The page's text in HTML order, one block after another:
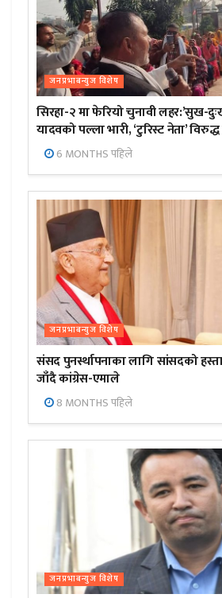
जनप्रभाबन्युज विशेष
सिरहा-२ मा फेरियो चुनावी लहर:’सुख-
यादवको पल्ला भारी, ‘टुरिस्ट नेता’
6 MONTHS पहिले
जनप्रभाबन्युज विशेष
संसद पुनर्स्थापनाका लागि सांसदको
जाँदै कांग्रेस-एमाले
8 MONTHS पहिले
जनप्रभाबन्युज विशेष